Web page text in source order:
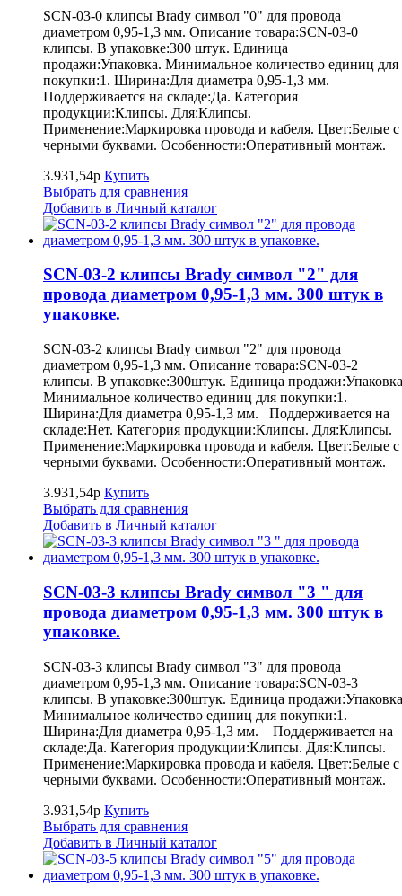
SCN-03-0 клипсы Brady символ "0" для провода
диаметром 0,95-1,3 мм. Описание товара:SCN-03-0
клипсы. В упаковке:300 штук. Единица
продажи:Упаковка. Минимальное количество единиц для
покупки:1. Ширина:Для диаметра 0,95-1,3 мм.
Поддерживается на складе:Да. Категория
продукции:Клипсы. Для:Клипсы.
Применение:Маркировка провода и кабеля. Цвет:Белые с
черными буквами. Особенности:Оперативный монтаж.
3.931,54р Купить
Выбрать для сравнения
Добавить в Личный каталог
SCN-03-2 клипсы Brady символ "2" для
провода диаметром 0,95-1,3 мм. 300 штук в
упаковке.
SCN-03-2 клипсы Brady символ "2" для провода
диаметром 0,95-1,3 мм. Описание товара:SCN-03-2
клипсы. В упаковке:300штук. Единица
Минимальное количество единиц для покупки:1.
Ширина:Для диаметра 0,95-1,3 мм. Поддерживается на
складе:Нет. Категория продукции:Клипсы. Для:Клипсы.
Применение:Маркировка провода и кабеля. Цвет:Белые с
черными буквами. Особенности:Оперативный монтаж.
3.931,54р Купить
Выбрать для сравнения
Добавить в Личный каталог
SCN-03-3 клипсы Brady символ "3 " для
провода диаметром 0,95-1,3 мм. 300 штук в
упаковке.
SCN-03-3 клипсы Brady символ "3" для провода
диаметром 0,95-1,3 мм. Описание товара:SCN-03-3
клипсы. В упаковке:300штук. Единица
Минимальное количество единиц для покупки:1.
Ширина:Для диаметра 0,95-1,3 мм. Поддерживается на
складе:Да. Категория продукции:Клипсы. Для:Клипсы.
Применение:Маркировка провода и кабеля. Цвет:Белые с
черными буквами. Особенности:Оперативный монтаж.
3.931,54р Купить
Выбрать для сравнения
Добавить в Личный каталог